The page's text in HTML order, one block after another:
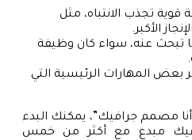
قوية تجذب الانتباه، مثل
الأكبر.
تبحث عنه، سواء كان وظيفة
بعض المهارات الرئيسية التي
مصمم جرافيك”، يمكنك البدء
مبدع مع أكثر من خمس